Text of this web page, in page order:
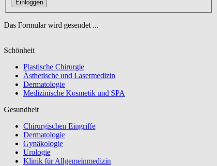
Einloggen
Das Formular wird gesendet ...
Schönheit
Plastische Chirurgie
Ästhetische und Lasermedizin
Dermatologie
Medizinische Kosmetik und SPA
Gesundheit
Chirurgischen Eingriffe
Dermatologie
Gynäkologie
Urologie
Klinik für Allgemeinmedizin